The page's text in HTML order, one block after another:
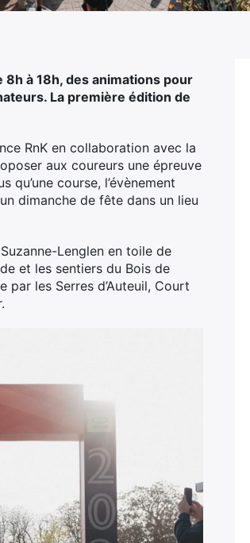
à 18h, des animations pour
La première édition de
RnK en collaboration avec la
aux coureurs une épreuve
course, l’évènement
dimanche de fête dans un lieu
Lenglen en toile de
et les sentiers du Bois de
par les Serres d’Auteuil, Court